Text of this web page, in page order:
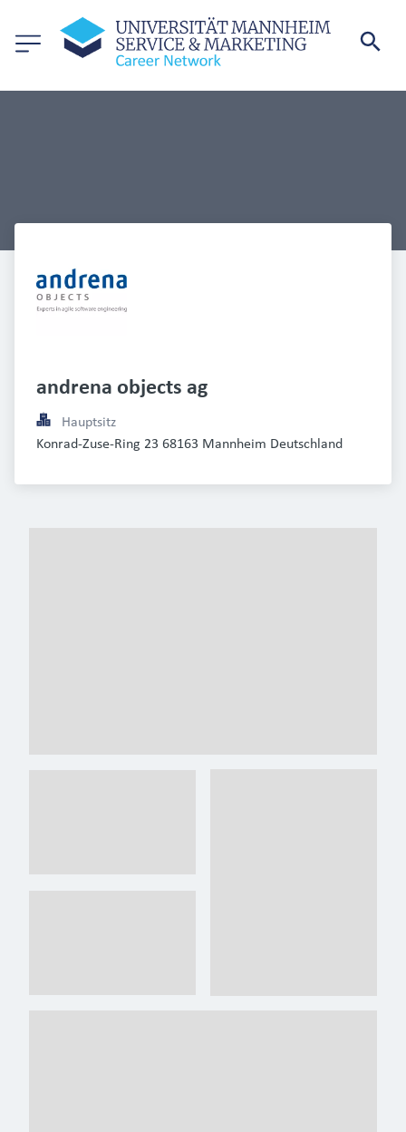
andrena objects ag
Hauptsitz
Konrad-Zuse-Ring 23 68163 Mannheim Deutschland